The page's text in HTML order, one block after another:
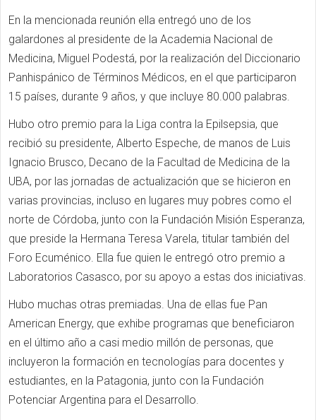
En la mencionada reunión ella entregó uno de los
galardones al presidente de la Academia Nacional de
Medicina, Miguel Podestá, por la realización del Diccionario
Panhispánico de Términos Médicos, en el que participaron
15 países, durante 9 años, y que incluye 80.000 palabras.
Hubo otro premio para la Liga contra la Epilsepsia, que
recibió su presidente, Alberto Espeche, de manos de Luis
Ignacio Brusco, Decano de la Facultad de Medicina de la
UBA, por las jornadas de actualización que se hicieron en
varias provincias, incluso en lugares muy pobres como el
norte de Córdoba, junto con la Fundación Misión Esperanza,
que preside la Hermana Teresa Varela, titular también del
Foro Ecuménico. Ella fue quien le entregó otro premio a
Laboratorios Casasco, por su apoyo a estas dos iniciativas.
Hubo muchas otras premiadas. Una de ellas fue Pan
American Energy, que exhibe programas que beneficiaron
en el último año a casi medio millón de personas, que
incluyeron la formación en tecnologías para docentes y
estudiantes, en la Patagonia, junto con la Fundación
Potenciar Argentina para el Desarrollo.